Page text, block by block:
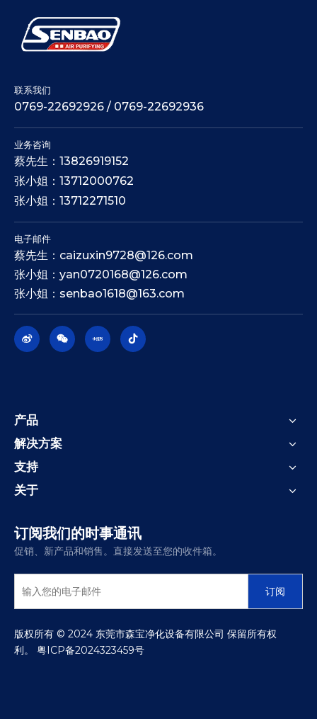
联系我们
0769-22692926 / 0769-22692936
业务咨询
蔡先生：13826919152
张小姐：13712000762
张小姐：13712271510
电子邮件
蔡先生：caizuxin9728@126.com
张小姐：yan0720168@126.com
张小姐：senbao1618@163.com
产品
解决方案
支持
关于
订阅我们的时事通讯
促销、新产品和销售。直接发送至您的收件箱。
订阅
​版权所有 © 2024 东莞市森宝净化设备有限公司 保留所有权
利。 粤ICP备2024323459号